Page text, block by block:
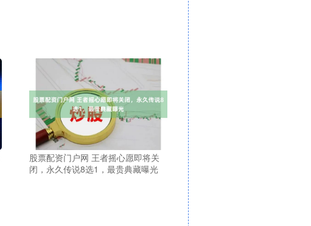
股票配资门户网 王者摇心愿即将关
闭，永久传说8选1，最贵典藏曝光